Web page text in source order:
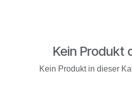
Kein Produkt
Kein Produkt in dieser